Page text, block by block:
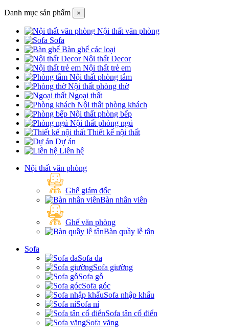
Danh mục sản phẩm ×
Nội thất văn phòng
Sofa
Bàn ghế các loại
Nội thất Decor
Nội thất trẻ em
Nội thất phòng tắm
Nội thất phòng thờ
Ngoại thất
Nội thất phòng khách
Nội thất phòng bếp
Nội thất phòng ngủ
Thiết kế nội thất
Dự án
Liên hệ
Nội thất văn phòng
Ghế giám đốc
Bàn nhân viên
Ghế văn phòng
Bàn quầy lễ tân
Sofa
Sofa da
Sofa giường
Sofa gỗ
Sofa góc
Sofa nhập khẩu
Sofa nỉ
Sofa tân cổ điển
Sofa văng